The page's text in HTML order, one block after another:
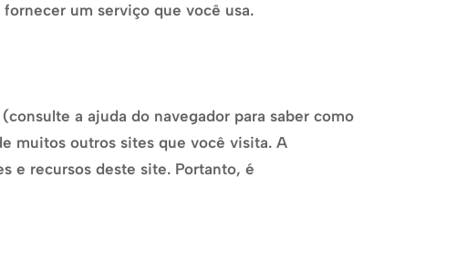
um serviço que você usa.
a ajuda do navegador para saber como
muitos outros sites que você visita. A
e recursos deste site. Portanto, é